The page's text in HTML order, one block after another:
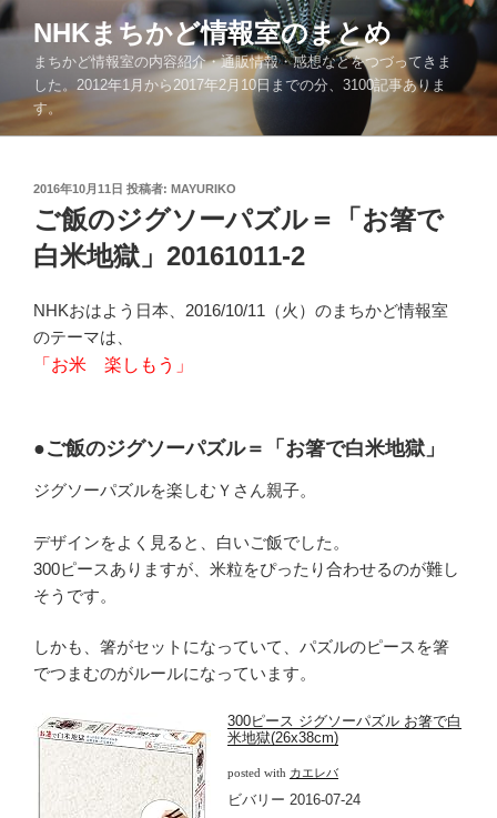
コ
ン
ツ
NHKまちかど情報室のまとめ
まちかど情報室の内容紹介・通販情報・感想などをつづってきま
した。2012年1月から2017年2月10日までの分、3100記事ありま
す。
投
稿
日:
2016年10月11日 投稿者: MAYURIKO
ご飯のジグソーパズル＝「お箸で
白米地獄」20161011-2
NHKおはよう日本、2016/10/11（火）のまちかど情報室
のテーマは、
「お米 楽しもう」
●ご飯のジグソーパズル＝「お箸で白米地獄」
ジグソーパズルを楽しむＹさん親子。
デザインをよく見ると、白いご飯でした。
300ピースありますが、米粒をぴったり合わせるのが難し
そうです。
しかも、箸がセットになっていて、パズルのピースを箸
でつまむのがルールになっています。
300ピース ジグソーパズル お箸で白
米地獄(26x38cm)
posted with カエレバ
ビバリー 2016-07-24